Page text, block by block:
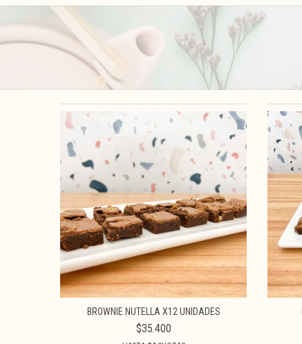
BROWNIE NUTELLA X12 UNIDADES
$35.400